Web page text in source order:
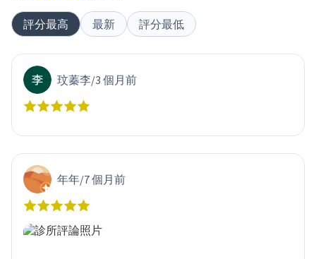
評分最高 最新 評分最低
玟蓁李/3 個月前
年年/7 個月前